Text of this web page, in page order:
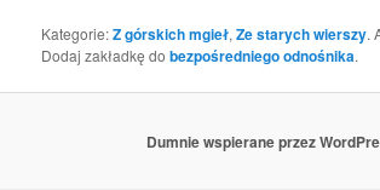
Kategorie:Z górskich mgieł,Ze starych wierszy.
Dodaj zakładkę dobezpośredniego odnośnika.
Dumnie wspierane przez